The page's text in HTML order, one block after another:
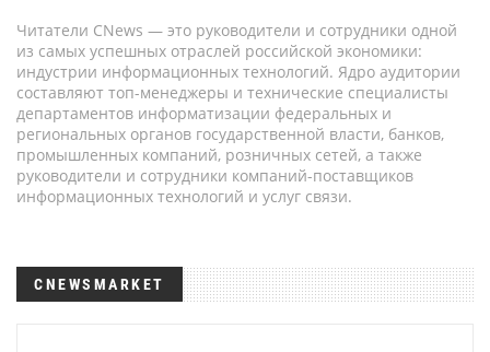
Читатели CNews — это руководители и сотрудники одной
из самых успешных отраслей российской экономики:
индустрии информационных технологий. Ядро аудитории
составляют топ-менеджеры и технические специалисты
департаментов информатизации федеральных и
региональных органов государственной власти, банков,
промышленных компаний, розничных сетей, а также
руководители и сотрудники компаний-поставщиков
информационных технологий и услуг связи.
CNEWSMARKET